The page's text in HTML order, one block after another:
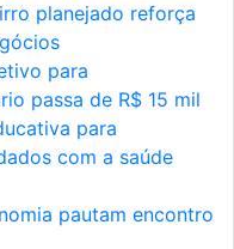
planejado reforça
para
passa de R$ 15 mil
para
com a saúde
pautam encontro